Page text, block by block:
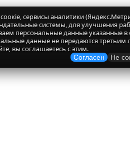
сервисы аналитики
системы, для улучшения
персональные данные указанные
данные не передаются третьим
вы соглашаетесь с этим.
Согласен Не